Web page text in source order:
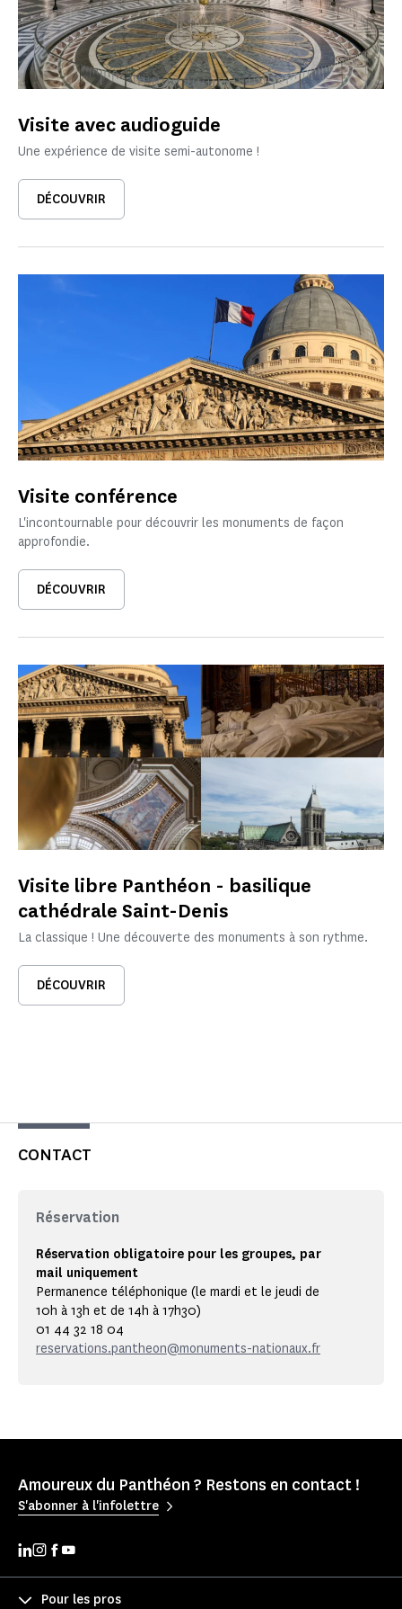
Visite avec audioguide
Une expérience de visite semi-autonome !
DÉCOUVRIR
Visite conférence
L'incontournable pour découvrir les monuments de façon
approfondie.
DÉCOUVRIR
Visite libre Panthéon - basilique
cathédrale Saint-Denis
La classique ! Une découverte des monuments à son rythme.
DÉCOUVRIR
CONTACT
Réservation
Réservation obligatoire pour les groupes, par
mail uniquement
Permanence téléphonique (le mardi et le jeudi de
10h à 13h et de 14h à 17h30)
01 44 32 18 04
reservations.pantheon@monuments-nationaux.fr
Amoureux du Panthéon ? Restons en contact !
S'abonner à l'infolettre
Pour les pros